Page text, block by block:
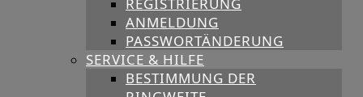
REGISTRIERUNG
ANMELDUNG
PASSWORTÄNDERUNG
SERVICE & HILFE
BESTIMMUNG DER